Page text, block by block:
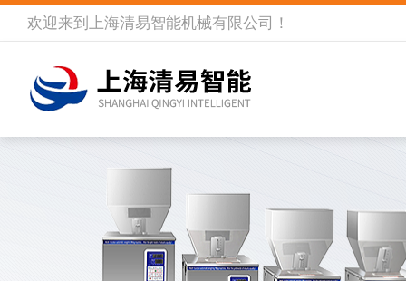
欢迎来到 上海清易智能机械有限公司 ！